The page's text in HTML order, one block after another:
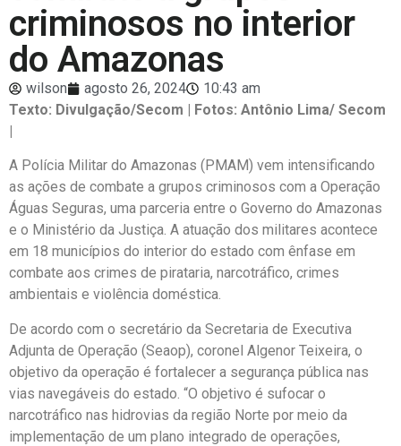
criminosos no interior
do Amazonas
wilson agosto 26, 2024
10:43 am
Texto: Divulgação/Secom | Fotos: Antônio Lima/ Secom
|
A Polícia Militar do Amazonas (PMAM) vem intensificando
as ações de combate a grupos criminosos com a Operação
Águas Seguras, uma parceria entre o Governo do Amazonas
e o Ministério da Justiça. A atuação dos militares acontece
em 18 municípios do interior do estado com ênfase em
combate aos crimes de pirataria, narcotráfico, crimes
ambientais e violência doméstica.
De acordo com o secretário da Secretaria de Executiva
Adjunta de Operação (Seaop), coronel Algenor Teixeira, o
objetivo da operação é fortalecer a segurança pública nas
vias navegáveis do estado. “O objetivo é sufocar o
narcotráfico nas hidrovias da região Norte por meio da
implementação de um plano integrado de operações,